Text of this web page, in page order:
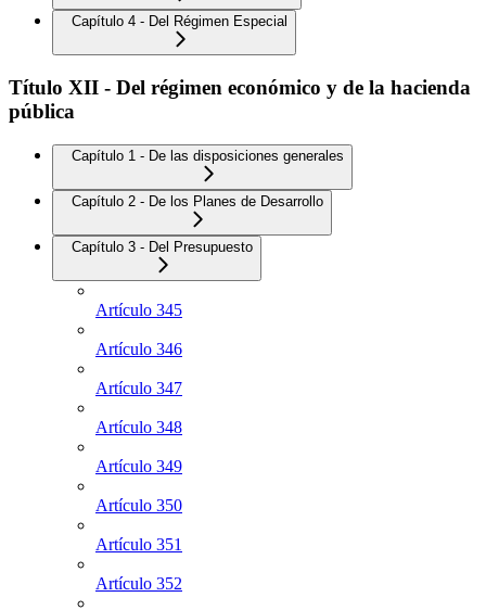
Capítulo 4 - Del Régimen Especial
Título XII - Del régimen económico y de la hacienda
pública
Capítulo 1 - De las disposiciones generales
Capítulo 2 - De los Planes de Desarrollo
Capítulo 3 - Del Presupuesto
Artículo 345
Artículo 346
Artículo 347
Artículo 348
Artículo 349
Artículo 350
Artículo 351
Artículo 352